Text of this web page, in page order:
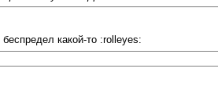
какой-то :rolleyes: